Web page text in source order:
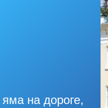
на дороге,